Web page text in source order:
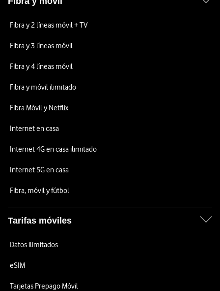
Fibra y 2 líneas móvil + TV
Fibra y 3 líneas móvil
Fibra y 4 líneas móvil
Fibra y móvil ilimitado
Fibra Móvil y Netflix
Internet en casa
Internet 4G en casa ilimitado
Internet 5G en casa
Fibra, móvil y fútbol
Tarifas móviles
Datos ilimitados
eSIM
Tarjetas Prepago Móvil